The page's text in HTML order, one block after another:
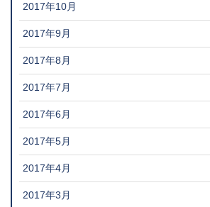
2017年10月
2017年9月
2017年8月
2017年7月
2017年6月
2017年5月
2017年4月
2017年3月